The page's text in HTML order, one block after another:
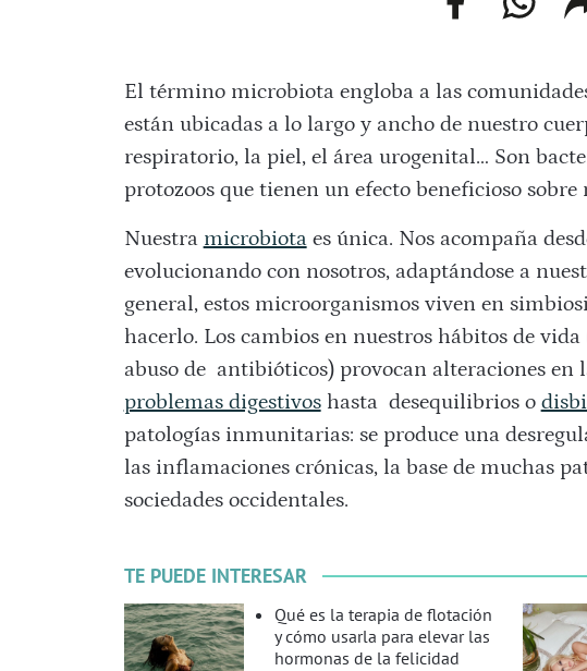
web
El término microbiota engloba a las
están ubicadas a lo largo y ancho de nuestro
respiratorio, la piel, el área urogenital… Son
protozoos que tienen un efecto beneficioso
Nuestra microbiotaes única. Nos acompaña
evolucionando con nosotros, adaptándose a
general, estos microorganismos viven en
hacerlo. Los cambios en nuestros hábitos de
abuso de antibióticos) provocan alteraciones en
problemas digestivoshasta desequilibrios o
patologías inmunitarias: se produce una
las inflamaciones crónicas, la base de muchas
sociedades occidentales.
TE PUEDE INTERESAR
Qué es la terapia de flotación
y cómo usarla para elevar las
hormonas de la felicidad